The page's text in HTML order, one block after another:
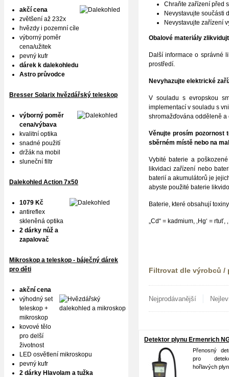
Chraňte zařízení před
Nevystavujte součásti
Nevystavujte zařízení
Obalové materiály
Další informace o správné
prostředí.
Nevyhazujte elektrické
V souladu s evropskou
implementací v souladu s
shromažďována odděleně
Věnujte prosím pozornost
sběrném místě nebo na
Vybité baterie a
likvidaci zařízení nebo
baterií a akumulátorů je
abyste použité baterie
Baterie, které obsahují
„Cd“ = kadmium, ‚Hg‘ = rtuť,
Filtrovat dle výrobců /
Nejprodávanější
Detektor plynu Ermenrich
Přenosný
pro
hořlavých
akčí cena
zvětšení až 232x
hvězdy i pozemní cíle
výborný poměr
cena/užitek
pevný kufr
dárek k dalekohledu
Astro průvodce
Bresser Solarix hvězdářský teleskop
výborný poměr
cena/výbava
kvalitní optika
snadné použití
držák na mobil
sluneční filtr
Dalekohled Action 7x50
1079 Kč
antireflex
skleněná optika
2 dárky nůž a
zapalovač
Mikroskop a teleskop - báječný dárek
pro děti
akční cena
výhodný set
teleskop +
mikroskop
kovové tělo
pro delší
životnost
LED osvětlení mikroskopu
pevný kufr
2 dárky Hlavolam a tužka